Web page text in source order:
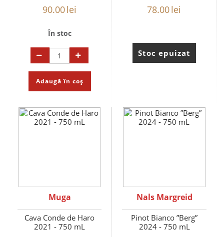
90.00lei
În stoc
Adaugă în coș
78.00lei
Stoc epuizat
Muga
Cava Conde de Haro
2021 - 750 mL
Nals Margreid
Pinot Bianco ”Berg”
2024 - 750 mL